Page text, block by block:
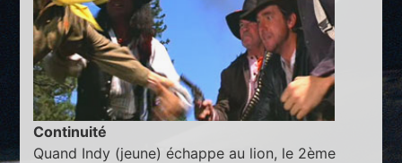
Continuité
Quand Indy (jeune) échappe au lion, le 2ème